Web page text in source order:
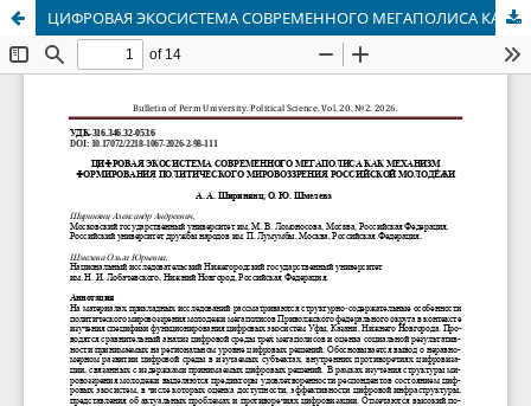
ЦИФРОВАЯ ЭКОСИСТЕМА СОВРЕМЕННОГО МЕГАПОЛИСА КАК МЕХАНИЗМ ФОРМИРОВАНИЯ ПОЛИТИЧЕСКОГО МИРОВОЗЗРЕНИЯ РОССИЙСКОЙ МОЛОДЁЖИ